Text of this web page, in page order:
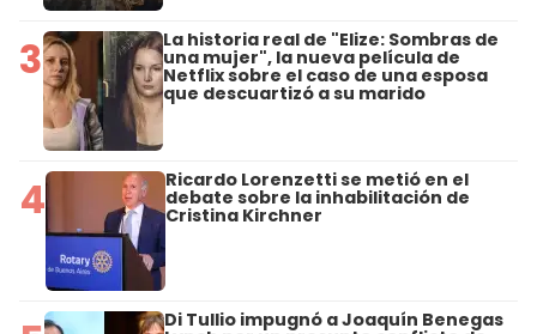
3 La historia real de "Elize: Sombras de
una mujer", la nueva película de
Netflix sobre el caso de una esposa
que descuartizó a su marido
4 Ricardo Lorenzetti se metió en el
debate sobre la inhabilitación de
Cristina Kirchner
Di Tullio impugnó a Joaquín Benegas